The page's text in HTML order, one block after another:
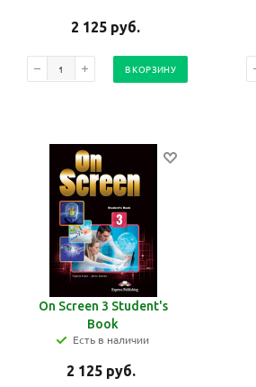
2 125 руб.
В КОРЗИНУ
On Screen 3 Student's
Book
Есть в наличии
2 125 руб.